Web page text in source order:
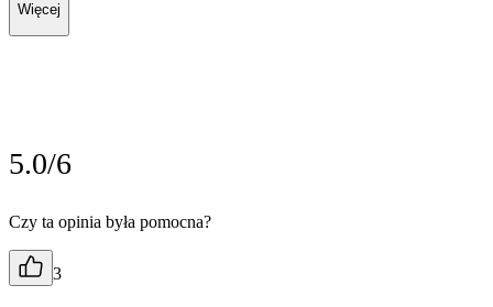
Więcej
5.0/6
Czy ta opinia była pomocna?
3